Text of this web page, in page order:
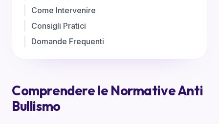
Come Intervenire
Consigli Pratici
Domande Frequenti
Comprendere le Normative Anti
Bullismo